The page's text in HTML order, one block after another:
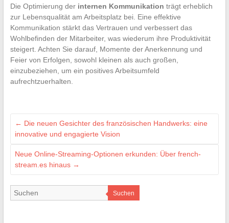
Die Optimierung der internen Kommunikation trägt erheblich
zur Lebensqualität am Arbeitsplatz bei. Eine effektive
Kommunikation stärkt das Vertrauen und verbessert das
Wohlbefinden der Mitarbeiter, was wiederum ihre Produktivität
steigert. Achten Sie darauf, Momente der Anerkennung und
Feier von Erfolgen, sowohl kleinen als auch großen,
einzubeziehen, um ein positives Arbeitsumfeld
aufrechtzuerhalten.
← Die neuen Gesichter des französischen Handwerks: eine
innovative und engagierte Vision
Neue Online-Streaming-Optionen erkunden: Über french-
stream.es hinaus →
Suchen